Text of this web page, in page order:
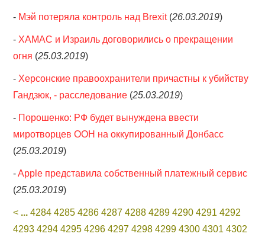
- Мэй потеряла контроль над Brexit(26.03.2019)
- ХАМАС и Израиль договорились о прекращении
огня (25.03.2019)
- Херсонские правоохранители причастны к убийству
Гандзюк, - расследование (25.03.2019)
- Порошенко: РФ будет вынуждена ввести
миротворцев ООН на оккупированный Донбасс
(25.03.2019)
-Apple представила собственный платежный сервис
(25.03.2019)
< ... 4284 4285 4286 4287 4288 4289 4290 4291 4292
4293 4294 4295 4296 4297 4298 4299 4300 4301 4302